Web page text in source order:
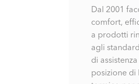
Dal 2001
comfort,
a prodotti
agli
di
posizione